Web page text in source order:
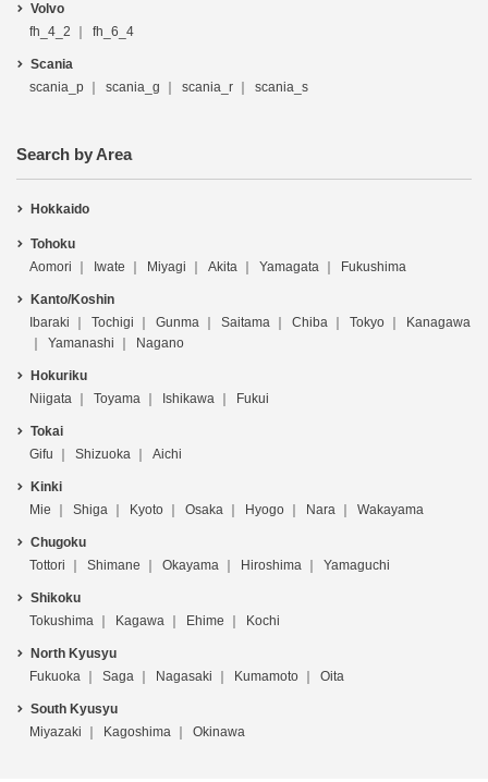
Volvo
fh_4_2
fh_6_4
Scania
scania_p
scania_g scania_r scania_s
Search by Area
Hokkaido
Tohoku
Aomori
Iwate Miyagi Akita Yamagata Fukushima
Kanto/Koshin
Ibaraki
Tochigi Gunma Saitama Chiba Tokyo
Kanagawa
Yamanashi
Nagano
Hokuriku
Niigata
Toyama Ishikawa Fukui
Tokai
Gifu
Shizuoka Aichi
Kinki
Mie
Shiga Kyoto Osaka Hyogo Nara Wakayama
Chugoku
Tottori
Shimane Okayama Hiroshima Yamaguchi
Shikoku
Tokushima
Kagawa Ehime Kochi
North Kyusyu
Fukuoka
Saga Nagasaki Kumamoto Oita
South Kyusyu
Miyazaki
Kagoshima Okinawa